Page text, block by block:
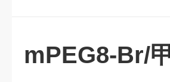
mPEG8-Br/